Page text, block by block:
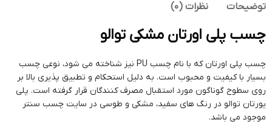
توضیحات نظرات (0)
چسب پلی اورتان مشکی توالو
چسب پلی اورتان که با نام چسب PU نیز شناخته می شود، نوعی چسب
بسیار با کیفیت و محبوب است. به دلیل استحکام و تطبیق پذیری بالا بر
روی سطوح گوناگون مورد استقبال مصرف کنندگان قرار گرفته است. پلی
یورتان توالو در رنگ های سفید، مشکی و طوسی در سایت چسب سنتر
موجود می باشد.